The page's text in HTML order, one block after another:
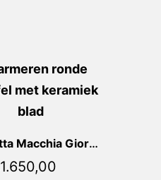
Calacatta Macchia Giorgia Rond
1.650,00